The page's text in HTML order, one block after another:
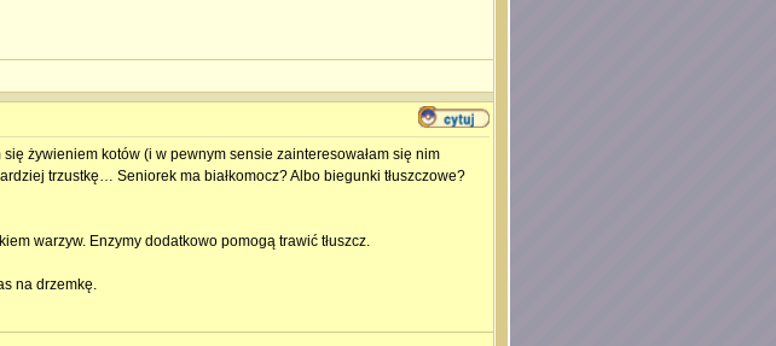
żywieniem kotów (i w pewnym sensie zainteresowałam się nim
trzustkę… Seniorek ma białkomocz? Albo biegunki tłuszczowe?
warzyw. Enzymy dodatkowo pomogą trawić tłuszcz.
na drzemkę.